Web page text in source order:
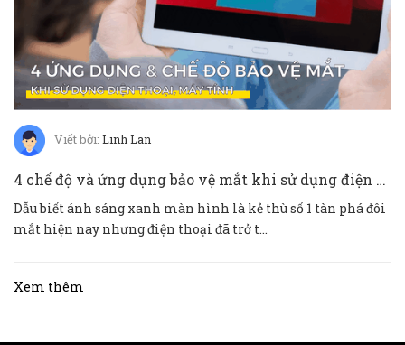
Viết bởi: Linh Lan
4 chế độ và ứng dụng bảo vệ mắt khi sử dụng điện thoại IOS và ANDROID
Dẫu biết ánh sáng xanh màn hình là kẻ thù số 1 tàn phá đôi
mắt hiện nay nhưng điện thoại đã trở t...
Xem thêm